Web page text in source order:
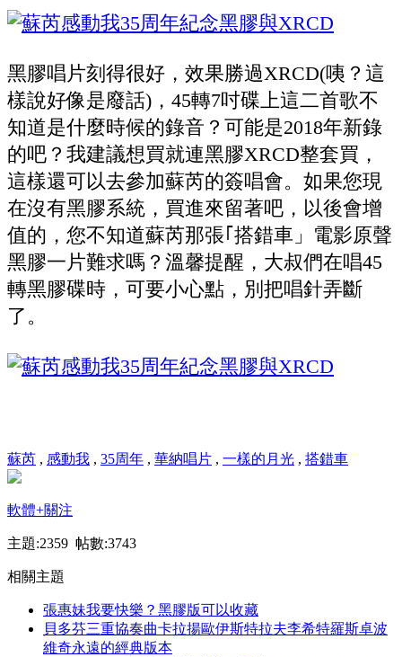
黑膠唱片刻得很好，效果勝過XRCD(咦？這
樣說好像是廢話)，45轉7吋碟上這二首歌不
知道是什麼時候的錄音？可能是2018年新錄
的吧？我建議想買就連黑膠XRCD整套買，
這樣還可以去參加蘇芮的簽唱會。如果您現
在沒有黑膠系統，買進來留著吧，以後會增
值的，您不知道蘇芮那張｢搭錯車」電影原聲
黑膠一片難求嗎？溫馨提醒，大叔們在唱45
轉黑膠碟時，可要小心點，別把唱針弄斷
了。
蘇芮 , 感動我 , 35周年 , 華納唱片 , 一樣的月光 , 搭錯車
軟體+關注
主題:2359 帖數:3743
相關主題
張惠妹我要快樂？黑膠版可以收藏
貝多芬三重協奏曲卡拉揚歐伊斯特拉夫李希特羅斯卓波
維奇永遠的經典版本